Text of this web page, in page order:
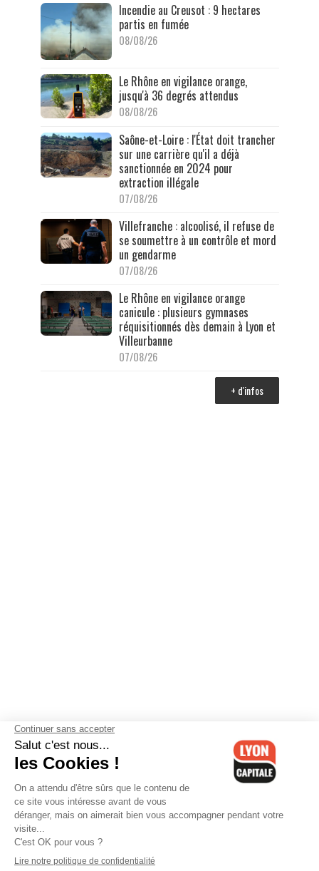
Incendie au Creusot : 9 hectares
partis en fumée
08/08/26
Le Rhône en vigilance orange,
jusqu'à 36 degrés attendus
08/08/26
Saône-et-Loire : l'État doit trancher
sur une carrière qu'il a déjà
sanctionnée en 2024 pour
extraction illégale
07/08/26
Villefranche : alcoolisé, il refuse de
se soumettre à un contrôle et mord
un gendarme
07/08/26
Le Rhône en vigilance orange
canicule : plusieurs gymnases
réquisitionnés dès demain à Lyon et
Villeurbanne
07/08/26
+ d'infos